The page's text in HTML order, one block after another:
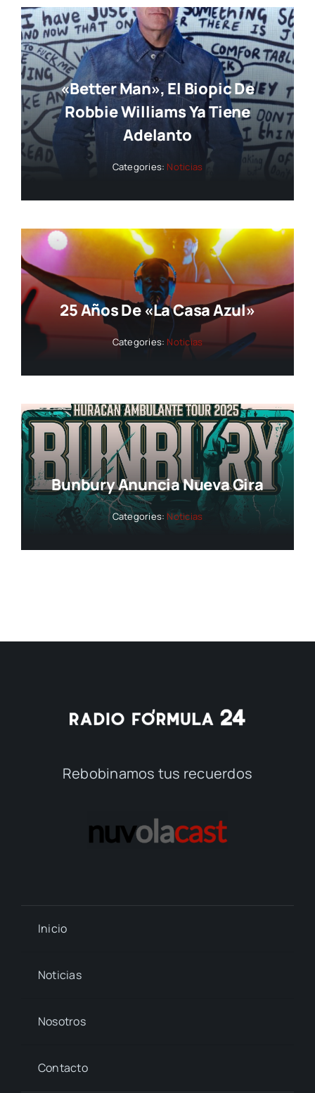
«Better Man», El Biopic De
Robbie Williams Ya Tiene
Adelanto
Categories: Noticias
25 Años De «La Casa Azul»
Categories: Noticias
Bunbury Anuncia Nueva Gira
Categories: Noticias
Rebobinamos tus recuerdos
Inicio
Noticias
Nosotros
Contacto